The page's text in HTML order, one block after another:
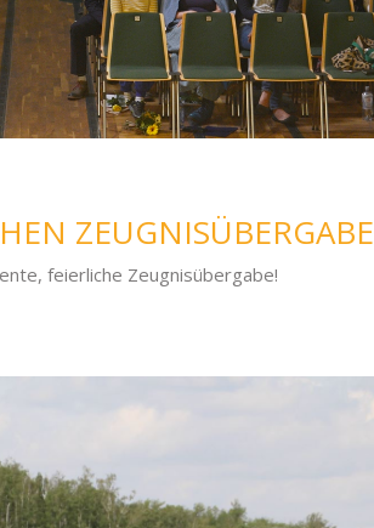
ZEUGNISÜBERGABE
feierliche Zeugnisübergabe!